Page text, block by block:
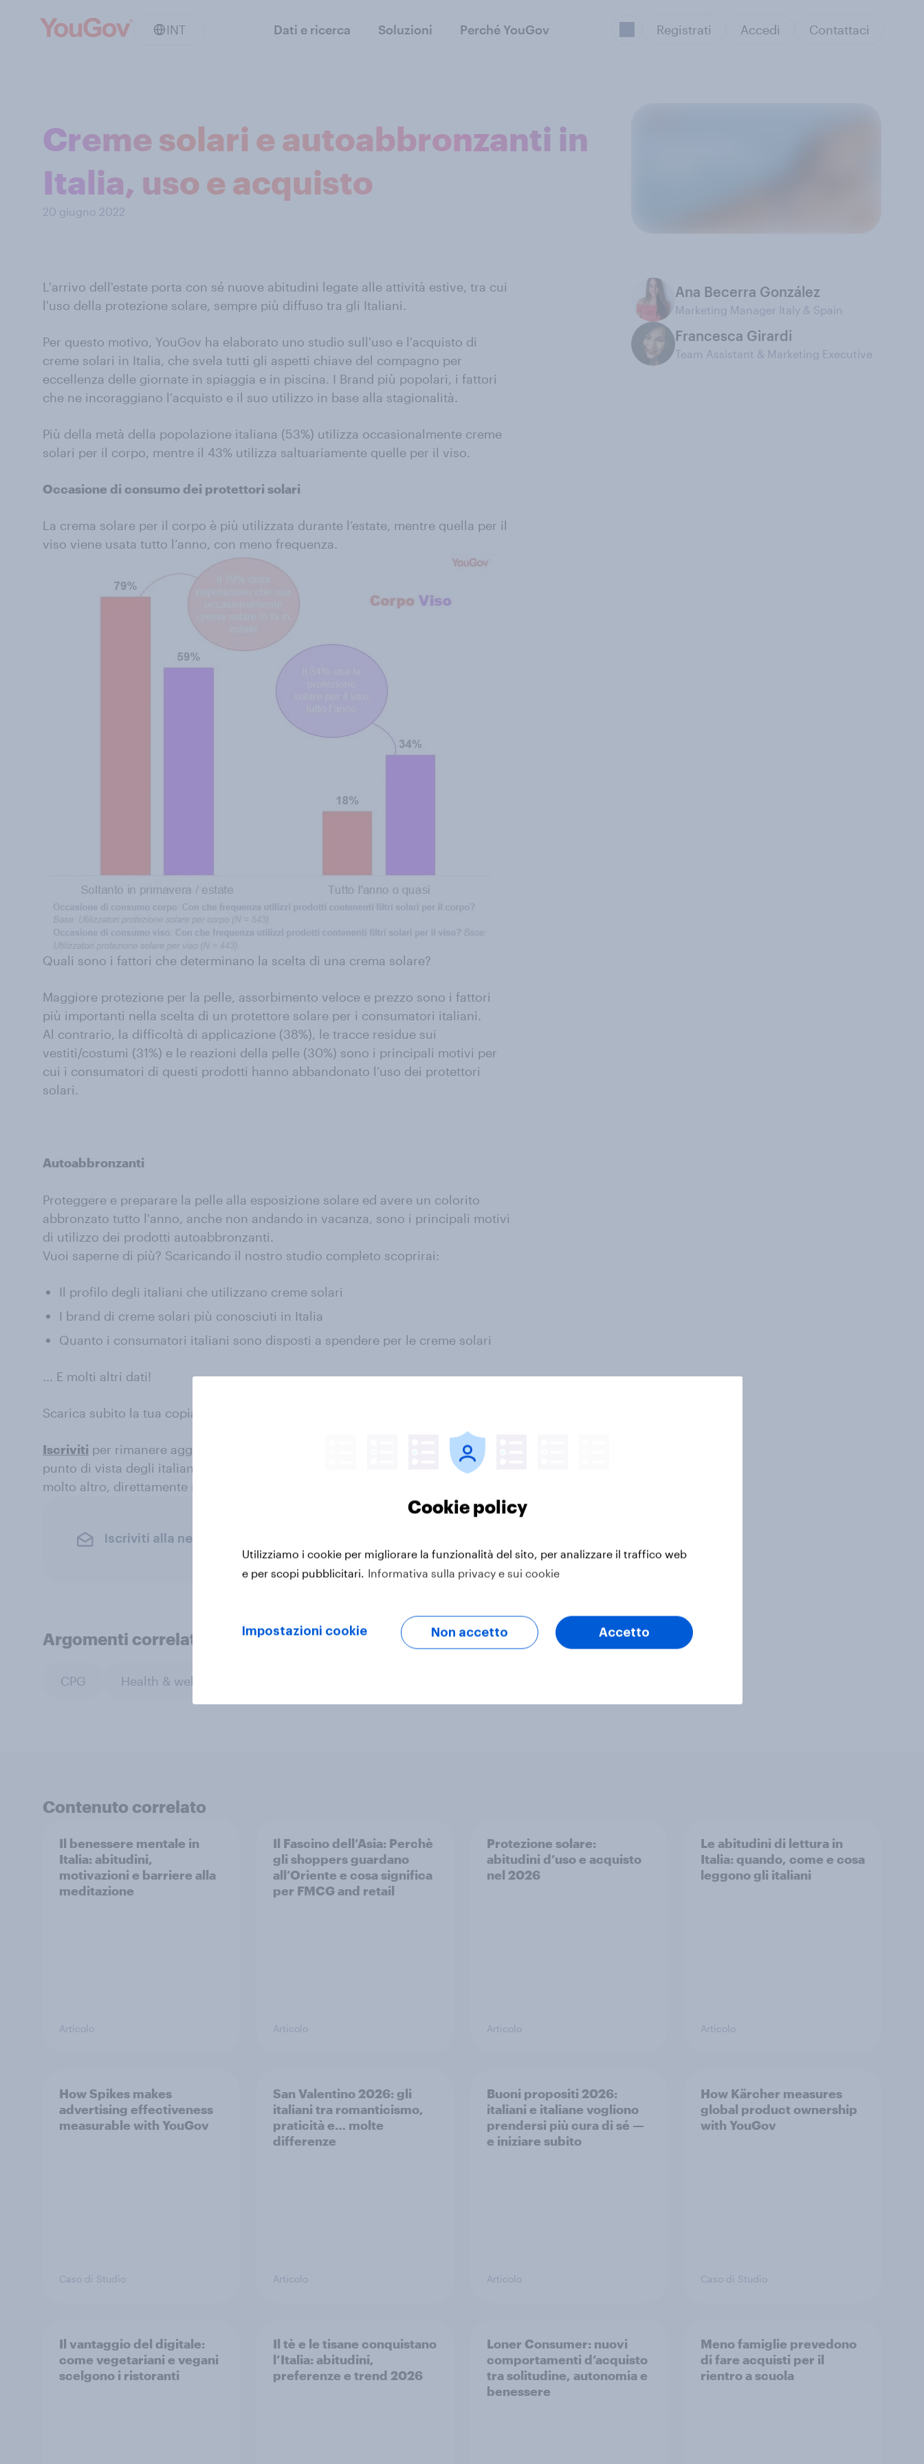
INT Dati e ricerca Soluzioni Perché YouGov Registrati Accedi Contattaci
Creme solari e autoabbronzanti in
Italia, uso e acquisto
20 giugno 2022
L'arrivo dell'estate porta con sé nuove abitudini legate alle attività estive, tra cui
l'uso della protezione solare, sempre più diffuso tra gli Italiani.
Per questo motivo, YouGov ha elaborato uno studio sull'uso e l'acquisto di
creme solari in Italia, che svela tutti gli aspetti chiave del compagno per
eccellenza delle giornate in spiaggia e in piscina. I Brand più popolari, i fattori
che ne incoraggiano l'acquisto e il suo utilizzo in base alla stagionalità.
Più della metà della popolazione italiana (53%) utilizza occasionalmente creme
solari per il corpo, mentre il 43% utilizza saltuariamente quelle per il viso.
Occasione di consumo dei protettori solari
La crema solare per il corpo è più utilizzata durante l’estate, mentre quella per il
viso viene usata tutto l’anno, con meno frequenza.
Quali sono i fattori che determinano la scelta di una crema solare?
Maggiore protezione per la pelle, assorbimento veloce e prezzo sono i fattori
più importanti nella scelta di un protettore solare per i consumatori italiani.
Al contrario, la difficoltà di applicazione (38%), le tracce residue sui
vestiti/costumi (31%) e le reazioni della pelle (30%) sono i principali motivi per
cui i consumatori di questi prodotti hanno abbandonato l’uso dei protettori
solari.
Autoabbronzanti
Proteggere e preparare la pelle alla esposizione solare ed avere un colorito
abbronzato tutto l'anno, anche non andando in vacanza, sono i principali motivi
di utilizzo dei prodotti autoabbronzanti.
Vuoi saperne di più? Scaricando il nostro studio completo scoprirai:
Il profilo degli italiani che utilizzano creme solari
I brand di creme solari più conosciuti in Italia
Quanto i consumatori italiani sono disposti a spendere per le creme solari
... E molti altri dati!
Scarica subito la tua copia gratuita compilando il form:
Iscriviti per rimanere aggiornato sui risultati dei principali sondaggi del mese. Il
punto di vista degli italiani, consumi e stili di vita, uso e percezione dei brand e
molto altro, direttamente nella tua casella di posta.
Iscriviti alla newsletter YouGov
Ana Becerra González
Marketing Manager Italy & Spain
Francesca Girardi
Team Assistant & Marketing Executive
Argomenti correlati
CPG Health & wellness
Contenuto correlato
Il benessere mentale in
Italia: abitudini,
motivazioni e barriere alla
meditazione
Articolo
Il Fascino dell’Asia: Perchè
gli shoppers guardano
all’Oriente e cosa significa
per FMCG and retail
Articolo
Protezione solare:
abitudini d’uso e acquisto
nel 2026
Articolo
Le abitudini di lettura in
Italia: quando, come e cosa
leggono gli italiani
Articolo
How Spikes makes
advertising effectiveness
measurable with YouGov
Caso di Studio
San Valentino 2026: gli
italiani tra romanticismo,
praticità e… molte
differenze
Articolo
Buoni propositi 2026:
italiani e italiane vogliono
prendersi più cura di sé —
e iniziare subito
Articolo
How Kärcher measures
global product ownership
with YouGov
Caso di Studio
Il vantaggio del digitale:
come vegetariani e vegani
scelgono i ristoranti
Il tè e le tisane conquistano
l’Italia: abitudini,
preferenze e trend 2026
Loner Consumer: nuovi
comportamenti d’acquisto
tra solitudine, autonomia e
benessere
Meno famiglie prevedono
di fare acquisti per il
rientro a scuola
Cookie policy
Utilizziamo i cookie per migliorare la funzionalità del sito, per analizzare il traffico web
e per scopi pubblicitari. Informativa sulla privacy e sui cookie
Impostazioni cookie Non accetto Accetto